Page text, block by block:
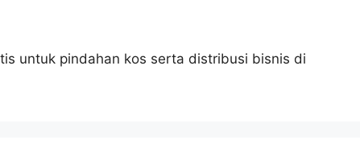
untuk pindahan kos serta distribusi bisnis di